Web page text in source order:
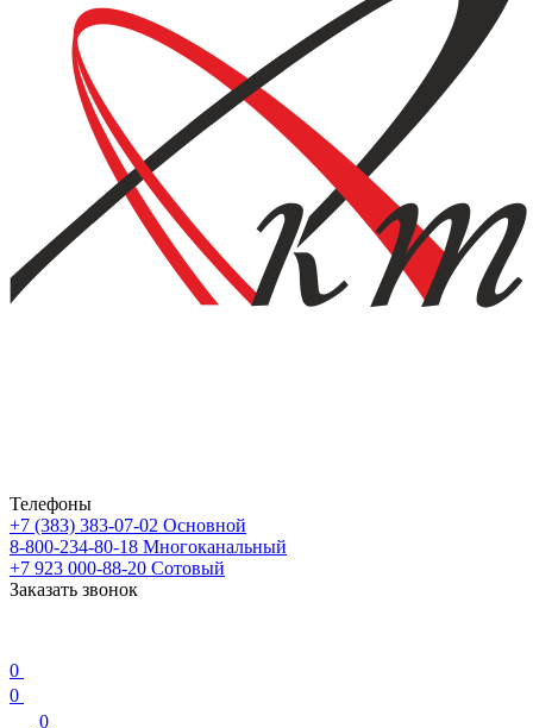
Телефоны
+7 (383) 383-07-02 Основной
8-800-234-80-18 Многоканальный
+7 923 000-88-20 Сотовый
Заказать звонок
0
0
0